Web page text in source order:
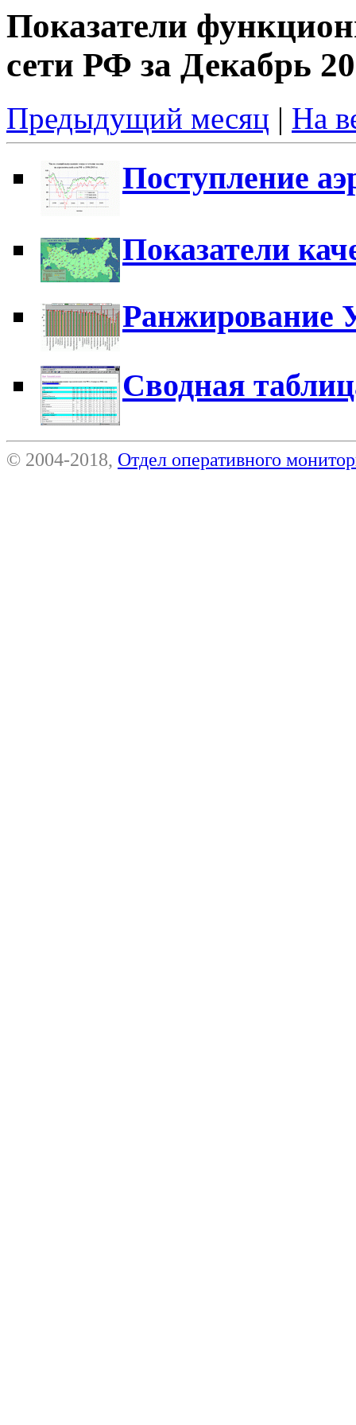
Показатели
сети РФ за Декабрь
Предыдущий месяц | На
Поступление
Показатели
Ранжирование
Сводная
© 2004-2018, Отдел оперативного